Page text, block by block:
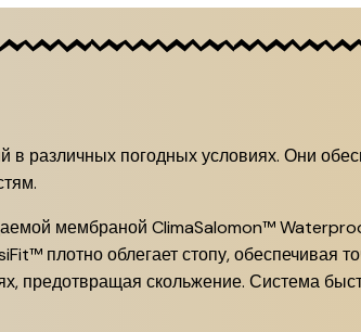
в различных погодных условиях. Они
мембраной ClimaSalomon™
плотно облегает стопу, обеспечивая
предотвращая скольжение. Система